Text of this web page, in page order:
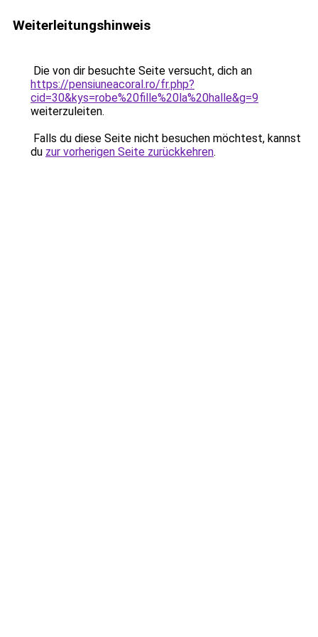
Weiterleitungshinweis
Die von dir besuchte Seite versucht, dich an
https://pensiuneacoral.ro/fr.php?
cid=30&kys=robe%20fille%20la%20halle&g=9
weiterzuleiten.
Falls du diese Seite nicht besuchen möchtest, kannst
du zur vorherigen Seite zurückkehren.